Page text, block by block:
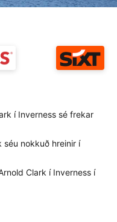
í Inverness sé frekar
séu nokkuð hreinir í
Clark í Inverness í